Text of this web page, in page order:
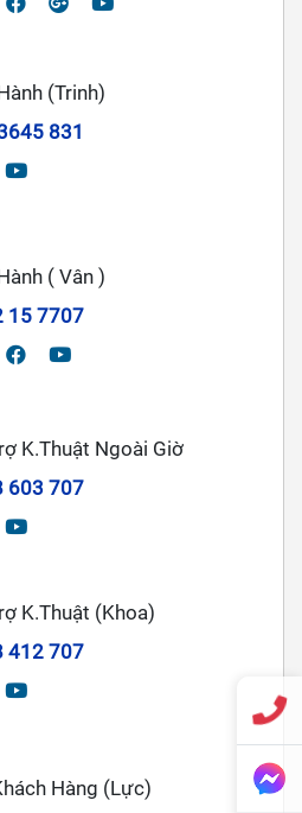
(Trinh)
831
( Vân )
15 7707
K.Thuật Ngoài Giờ
603 707
K.Thuật (Khoa)
412 707
Hàng (Lực)